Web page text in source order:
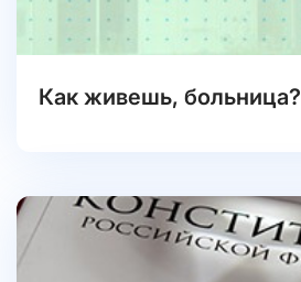
Как живешь, больница?